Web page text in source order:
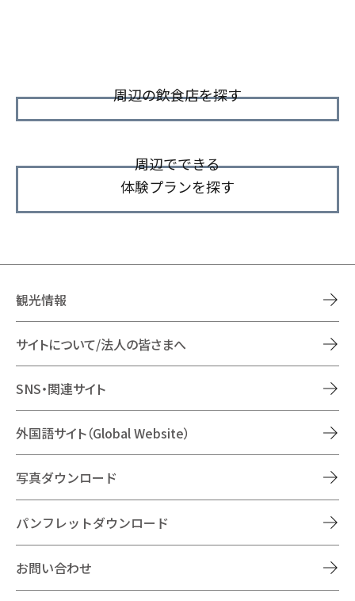
周辺の飲食店を探す
周辺でできる
体験プランを探す
観光情報
サイトについて/法人の皆さまへ
SNS・関連サイト
外国語サイト（Global Website）
写真ダウンロード
パンフレットダウンロード
お問い合わせ